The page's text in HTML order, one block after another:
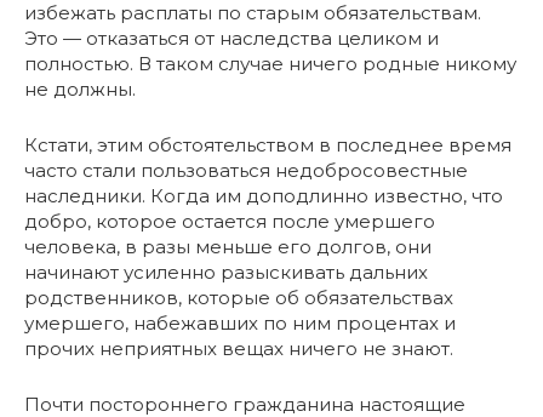
избежать расплаты по старым обязательствам.
Это — отказаться от наследства целиком и
полностью. В таком случае ничего родные никому
не должны.
Кстати, этим обстоятельством в последнее время
часто стали пользоваться недобросовестные
наследники. Когда им доподлинно известно, что
добро, которое остается после умершего
человека, в разы меньше его долгов, они
начинают усиленно разыскивать дальних
родственников, которые об обязательствах
умершего, набежавших по ним процентах и
прочих неприятных вещах ничего не знают.
Почти постороннего гражданина настоящие